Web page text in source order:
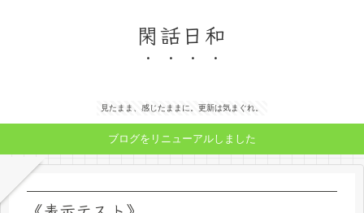
閑話日和
見たまま、感じたままに。更新は気まぐれ。
ブログをリニューアルしました